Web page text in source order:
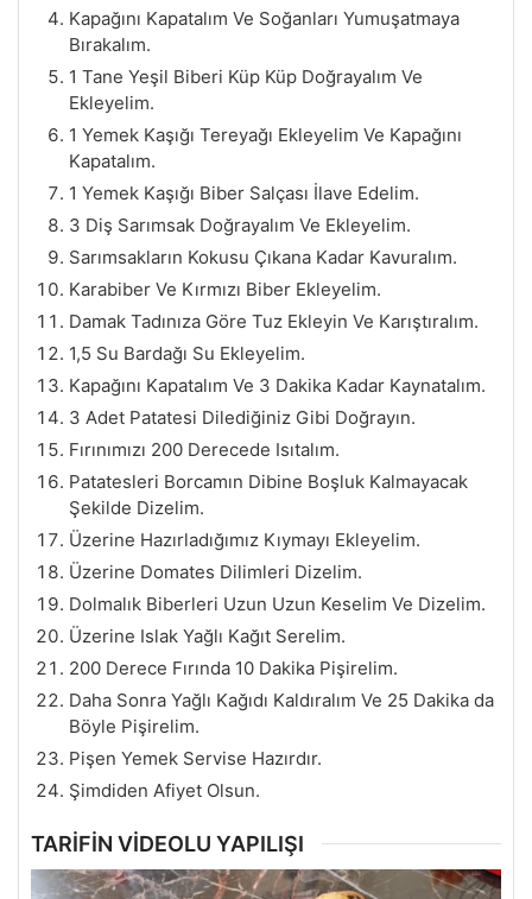
Kapağını Kapatalım Ve Soğanları Yumuşatmaya
Bırakalım.
1 Tane Yeşil Biberi Küp Küp Doğrayalım Ve
Ekleyelim.
1 Yemek Kaşığı Tereyağı Ekleyelim Ve Kapağını
Kapatalım.
1 Yemek Kaşığı Biber Salçası İlave Edelim.
3 Diş Sarımsak Doğrayalım Ve Ekleyelim.
Sarımsakların Kokusu Çıkana Kadar Kavuralım.
Karabiber Ve Kırmızı Biber Ekleyelim.
Damak Tadınıza Göre Tuz Ekleyin Ve Karıştıralım.
1,5 Su Bardağı Su Ekleyelim.
Kapağını Kapatalım Ve 3 Dakika Kadar Kaynatalım.
3 Adet Patatesi Dilediğiniz Gibi Doğrayın.
Fırınımızı 200 Derecede Isıtalım.
Patatesleri Borcamın Dibine Boşluk Kalmayacak
Şekilde Dizelim.
Üzerine Hazırladığımız Kıymayı Ekleyelim.
Üzerine Domates Dilimleri Dizelim.
Dolmalık Biberleri Uzun Uzun Keselim Ve Dizelim.
Üzerine Islak Yağlı Kağıt Serelim.
200 Derece Fırında 10 Dakika Pişirelim.
Daha Sonra Yağlı Kağıdı Kaldıralım Ve 25 Dakika da
Böyle Pişirelim.
Pişen Yemek Servise Hazırdır.
Şimdiden Afiyet Olsun.
TARİFİN VİDEOLU YAPILIŞI